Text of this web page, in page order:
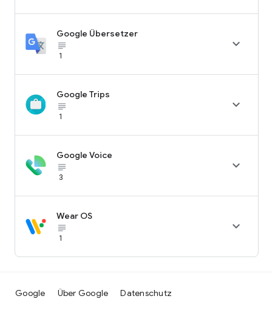
Google Übersetzer
subject_black
1

Google Trips
subject_black
1

Google Voice
subject_black
3

Wear OS
subject_black
1

Google Über Google Datenschutz